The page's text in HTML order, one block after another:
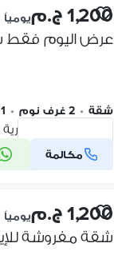
1,200 ج.م يومياً
شقة • 2 غرف نوم • 1 حمام
ميامي، الإسكندرية
مكالمة
شركة موثقة
1,200 ج.م يومياً